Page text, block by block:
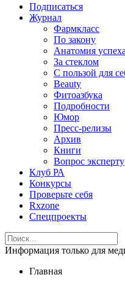
Подписаться
Журнал
Фармкласс
По закону
Анатомия успеха
За стеклом
С пользой для
Beauty
Фитоазбука
Подробности
Юмор
Пресс-релизы
Архив
Книги
Вопрос эксперту
Клуб РА
Конкурсы
Проверьте себя
Rxzone
Спецпроекты
Информация только для
Главная